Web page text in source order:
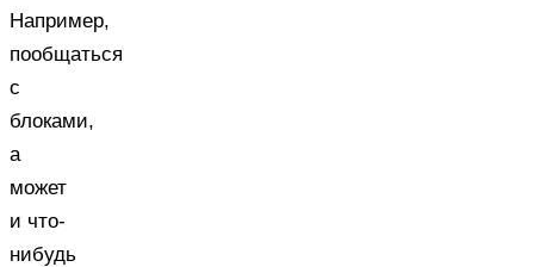
Например,
пообщаться
с
блоками,
а
может
и что-
нибудь